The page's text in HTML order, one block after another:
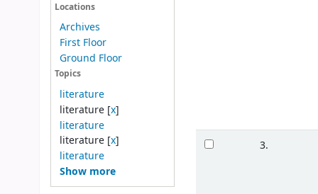
Locations
Archives
First Floor
Ground Floor
Topics
literature
literature[x]
literature
literature[x]
literature
Show more
3.